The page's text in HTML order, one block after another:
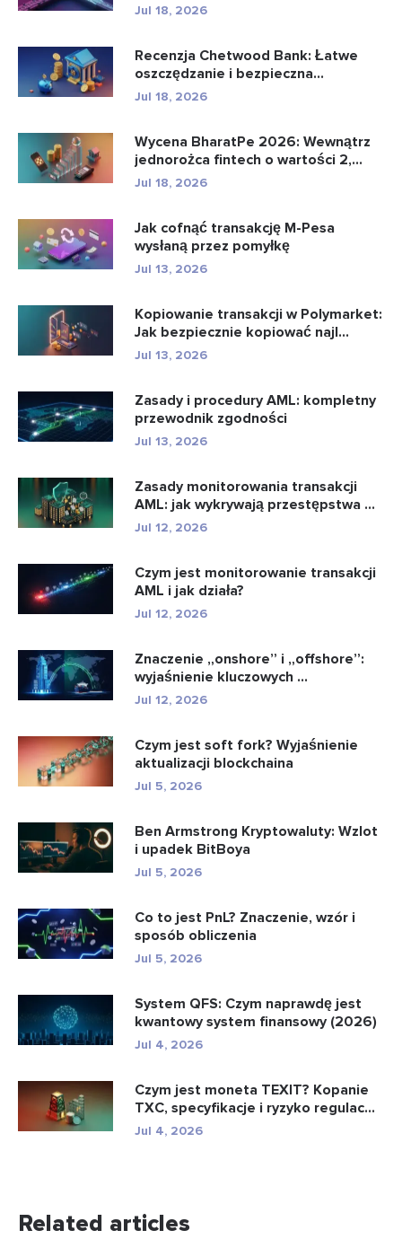
Jul 18, 2026
Recenzja Chetwood Bank: Łatwe
oszczędzanie i bezpieczna
bankowo�...
Jul 18, 2026
Wycena BharatPe 2026: Wewnątrz
jednorożca fintech o wartości 2,...
Jul 18, 2026
Jak cofnąć transakcję M-Pesa
wysłaną przez pomyłkę
Jul 13, 2026
Kopiowanie transakcji w Polymarket:
Jak bezpiecznie kopiować najl...
Jul 13, 2026
Zasady i procedury AML: kompletny
przewodnik zgodności
Jul 13, 2026
Zasady monitorowania transakcji
AML: jak wykrywają przestępstwa ...
Jul 12, 2026
Czym jest monitorowanie transakcji
AML i jak działa?
Jul 12, 2026
Znaczenie „onshore” i „offshore”:
wyjaśnienie kluczowych ...
Jul 12, 2026
Czym jest soft fork? Wyjaśnienie
aktualizacji blockchaina
Jul 5, 2026
Ben Armstrong Kryptowaluty: Wzlot
i upadek BitBoya
Jul 5, 2026
Co to jest PnL? Znaczenie, wzór i
sposób obliczenia
Jul 5, 2026
System QFS: Czym naprawdę jest
kwantowy system finansowy (2026)
Jul 4, 2026
Czym jest moneta TEXIT? Kopanie
TXC, specyfikacje i ryzyko regulac...
Jul 4, 2026
Related articles